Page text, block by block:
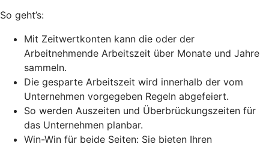
So geht’s:
Mit Zeitwertkonten kann die oder der
Arbeitnehmende Arbeitszeit über Monate und Jahre
sammeln.
Die gesparte Arbeitszeit wird innerhalb der vom
Unternehmen vorgegeben Regeln abgefeiert.
So werden Auszeiten und Überbrückungszeiten für
das Unternehmen planbar.
Win-Win für beide Seiten: Sie bieten Ihren